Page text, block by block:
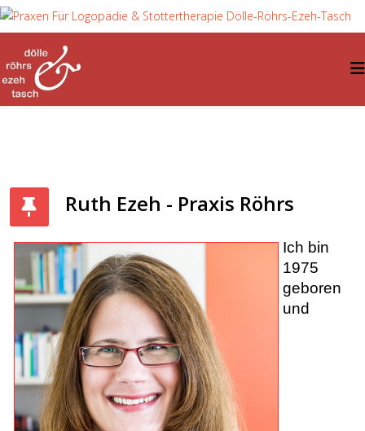
Ruth Ezeh - Praxis Röhrs
Ich bin
1975
geboren
und